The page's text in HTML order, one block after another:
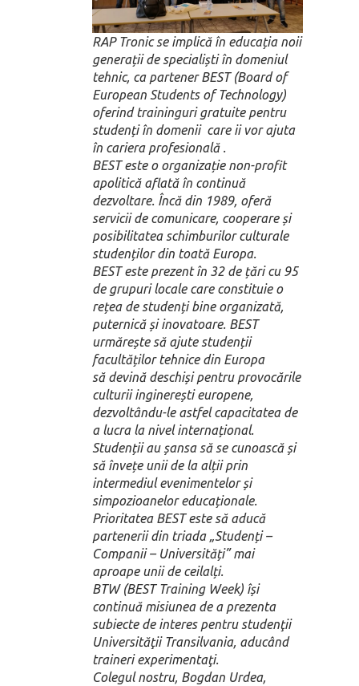
RAP Tronic se implică în educația noii
generații de specialiști în domeniul
tehnic, ca partener BEST (Board of
European Students of Technology)
oferind traininguri gratuite pentru
studenți în domenii care ii vor ajuta
în cariera profesională .
BEST este o organizație non-profit
apolitică aflată în continuă
dezvoltare. Încă din 1989, oferă
servicii de comunicare, cooperare și
posibilitatea schimburilor culturale
studenților din toată Europa.
BEST este prezent în 32 de țări cu 95
de grupuri locale care constituie o
rețea de studenți bine organizată,
puternică și inovatoare. BEST
urmărește să ajute studenții
facultăților tehnice din Europa
să devină deschiși pentru provocările
culturii inginerești europene,
dezvoltându-le astfel capacitatea de
a lucra la nivel internațional.
Studenții au șansa să se cunoască și
să învețe unii de la alții prin
intermediul evenimentelor și
simpozioanelor educaționale.
Prioritatea BEST este să aducă
partenerii din triada „Studenți –
Companii – Universități” mai
aproape unii de ceilalți.
BTW (BEST Training Week) își
continuă misiunea de a prezenta
subiecte de interes pentru studenţii
Universităţii Transilvania, aducând
traineri experimentaţi.
Colegul nostru, Bogdan Urdea,